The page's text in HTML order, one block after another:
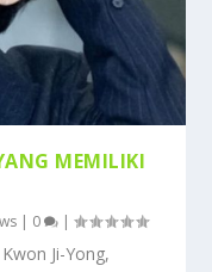
MEMILIKI
| 0 |
Ji-Yong,